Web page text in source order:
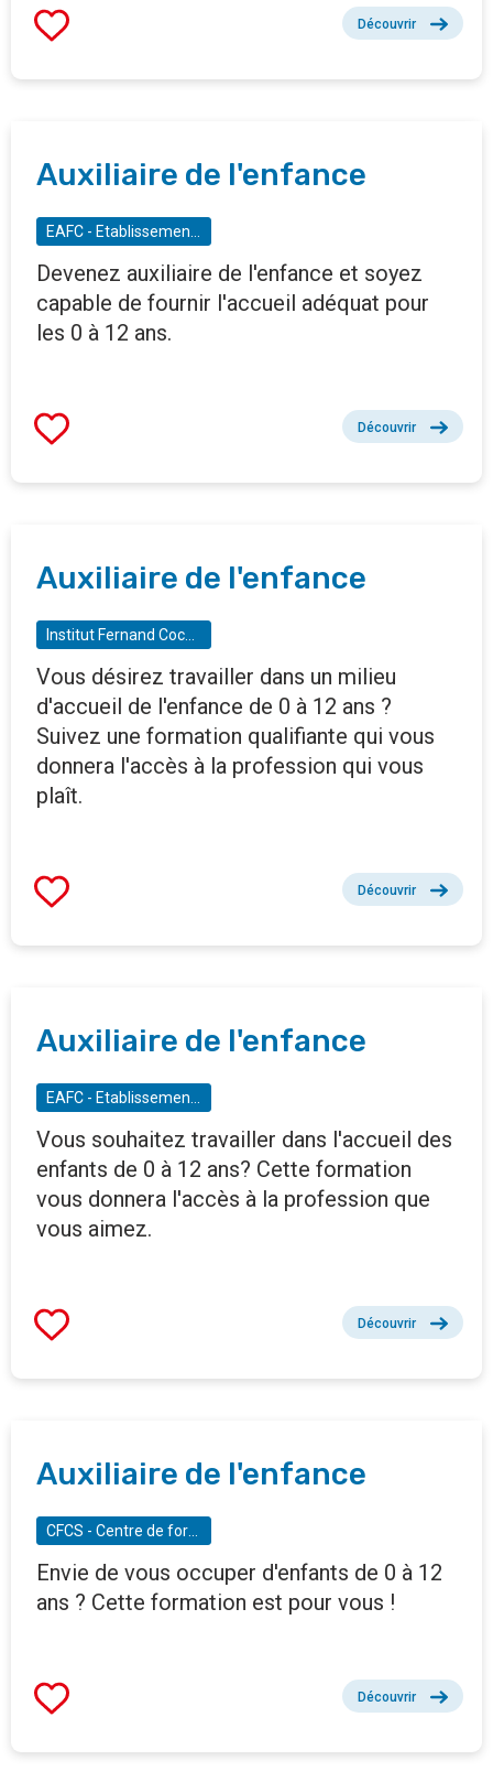
Découvrir
Auxiliaire de l'enfance
Devenez auxiliaire de l'enfance et soyez
capable de fournir l'accueil adéquat pour
les 0 à 12 ans.
Découvrir
Auxiliaire de l'enfance
Vous désirez travailler dans un milieu
d'accueil de l'enfance de 0 à 12 ans ?
Suivez une formation qualifiante qui vous
donnera l'accès à la profession qui vous
plaît.
Découvrir
Auxiliaire de l'enfance
Vous souhaitez travailler dans l'accueil des
enfants de 0 à 12 ans? Cette formation
vous donnera l'accès à la profession que
vous aimez.
Découvrir
Auxiliaire de l'enfance
Envie de vous occuper d'enfants de 0 à 12
ans ? Cette formation est pour vous !
Découvrir